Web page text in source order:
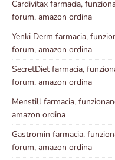
Cardivitax farmacia,
forum, amazon ordina
Yenki Derm farmacia,
forum, amazon ordina
SecretDiet farmacia,
forum, amazon ordina
Menstill farmacia,
amazon ordina
Gastromin farmacia,
forum, amazon ordina